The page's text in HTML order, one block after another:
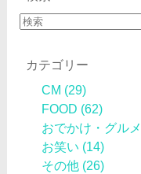
カテゴリー
CM (29)
FOOD (62)
おでかけ・グルメ
お笑い (14)
その他 (26)